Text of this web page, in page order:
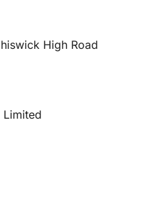
High Road
Limited